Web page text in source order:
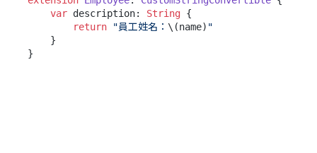
var description: String {
return
"員工姓名： \(name) "